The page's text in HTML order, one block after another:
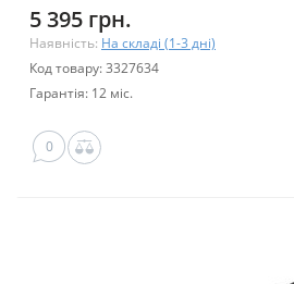
5 395 грн.
Наявність: На складі (1-3 дні)
Код товару: 3327634
Гарантія: 12 міс.
0